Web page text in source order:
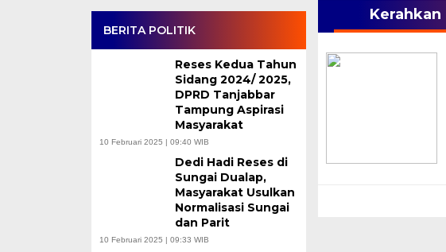
BERITA POLITIK
Reses Kedua Tahun
Sidang 2024/ 2025,
DPRD Tanjabbar
Tampung Aspirasi
Masyarakat
10 Februari 2025 | 09:40 WIB
Dedi Hadi Reses di
Sungai Dualap,
Masyarakat Usulkan
Normalisasi Sungai
dan Parit
10 Februari 2025 | 09:33 WIB
Kerahkan